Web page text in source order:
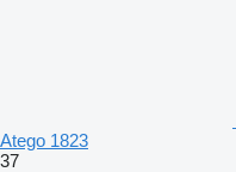
Atego 1823
37